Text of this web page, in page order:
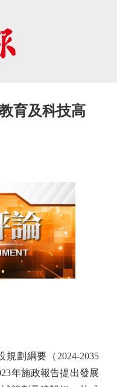
育及科技高
劃綱要（2024-2035
年施政報告提出發展